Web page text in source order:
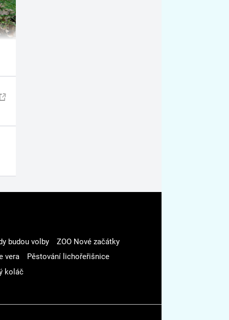
budou volby
ZOO Nové začátky
vera
Pěstování lichořeřišnice
koláč